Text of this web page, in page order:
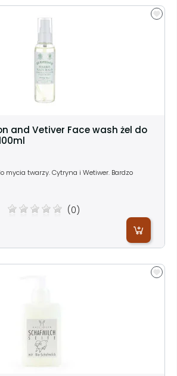
and Vetiver Face wash żel do
mycia twarzy. Cytryna i Wetiwer. Bardzo
(0)